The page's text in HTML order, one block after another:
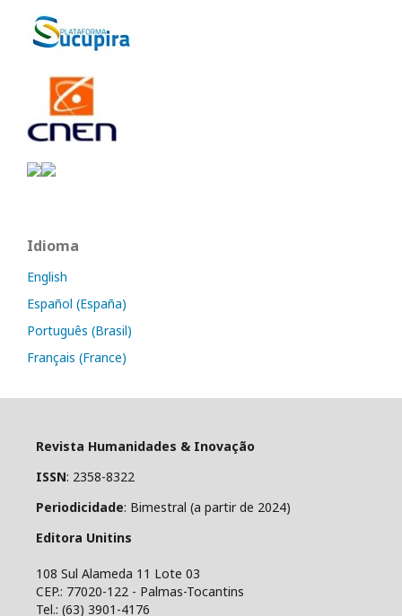
Idioma
English
Español (España)
Português (Brasil)
Français (France)
Revista Humanidades & Inovação
ISSN: 2358-8322
Periodicidade: Bimestral (a partir de 2024)
Editora Unitins
108 Sul Alameda 11 Lote 03
CEP.: 77020-122 - Palmas-Tocantins
Tel.: (63) 3901-4176